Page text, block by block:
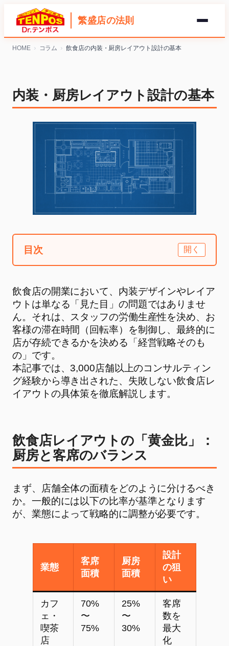
繁盛店の法則
内
ッ
HOME コラム 飲食店の内装・厨房レイアウト設計の基本
内装・厨房レイアウト設計の基本
目次 開く
飲食店の開業において、内装デザインやレイア
ウトは単なる「見た目」の問題ではありませ
ん。それは、スタッフの労働生産性を決め、お
客様の滞在時間（回転率）を制御し、最終的に
店が存続できるかを決める「経営戦略そのも
の」です。
本記事では、3,000店舗以上のコンサルティン
グ経験から導き出された、失敗しない飲食店レ
イアウトの具体策を徹底解説します。
飲食店レイアウトの「黄金比」：
厨房と客席のバランス
まず、店舗全体の面積をどのように分けるべき
か。一般的には以下の比率が基準となります
が、業態によって戦略的に調整が必要です。
業態
客席
面積
厨房
面積
設計
の狙
い
カフ
ェ・
喫茶
店
70%
〜
75%
25%
〜
30%
客席
数を
最大
化